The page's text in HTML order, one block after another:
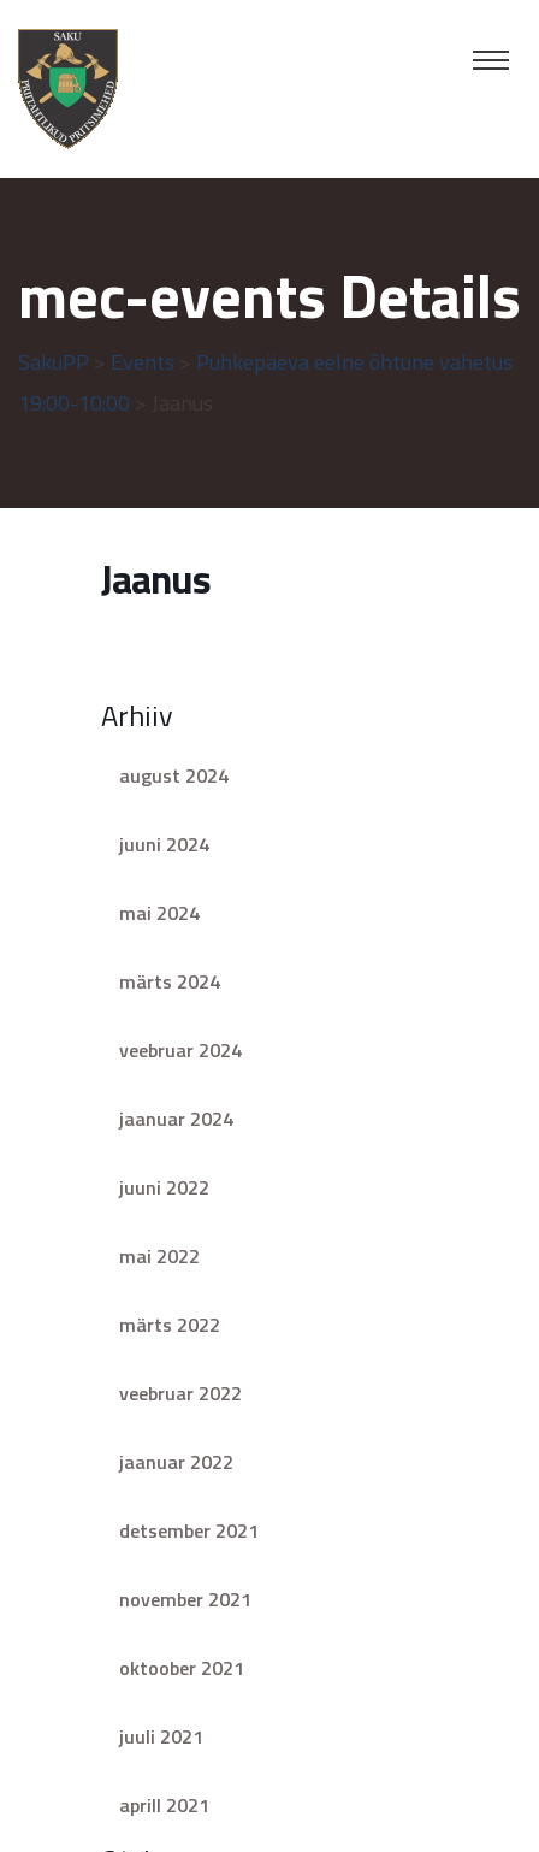
mec-events Details
SakuPP Events
Puhkepäeva eelne õhtune vahetus
19:00-10:00
Jaanus
Arhiiv
august 2024
juuni 2024
mai 2024
märts 2024
veebruar 2024
jaanuar 2024
juuni 2022
mai 2022
märts 2022
veebruar 2022
jaanuar 2022
detsember 2021
november 2021
oktoober 2021
juuli 2021
aprill 2021